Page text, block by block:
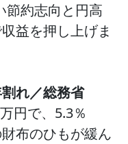
節約志向と円高
益を押し上げま
れ／総務省
円で、5.3％
布のひもが緩ん